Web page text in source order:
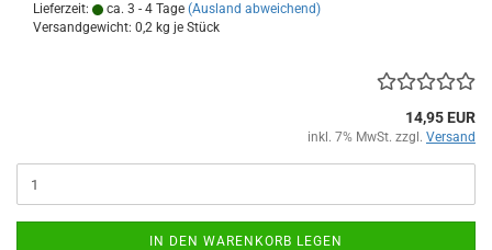
Lieferzeit: ca. 3 - 4 Tage (Ausland abweichend)
Versandgewicht: 0,2 kg je Stück
14,95 EUR
inkl. 7% MwSt. zzgl. Versand
IN DEN WARENKORB LEGEN